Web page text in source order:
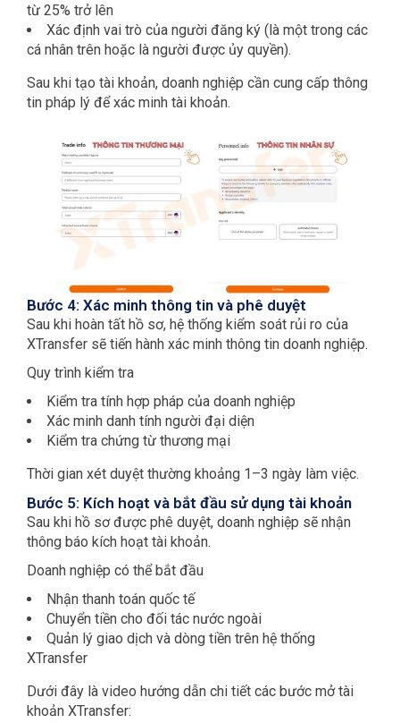
từ 25% trở lên
Xác định vai trò của người đăng ký (là một trong các
cá nhân trên hoặc là người được ủy quyền).
Sau khi tạo tài khoản, doanh nghiệp cần cung cấp thông
tin pháp lý để xác minh tài khoản.
Bước 4: Xác minh thông tin và phê duyệt
Sau khi hoàn tất hồ sơ, hệ thống kiểm soát rủi ro của
XTransfer sẽ tiến hành xác minh thông tin doanh nghiệp.
Quy trình kiểm tra
Kiểm tra tính hợp pháp của doanh nghiệp
Xác minh danh tính người đại diện
Kiểm tra chứng từ thương mại
Thời gian xét duyệt thường khoảng 1–3 ngày làm việc.
Bước 5: Kích hoạt và bắt đầu sử dụng tài khoản
Sau khi hồ sơ được phê duyệt, doanh nghiệp sẽ nhận
thông báo kích hoạt tài khoản.
Doanh nghiệp có thể bắt đầu
Nhận thanh toán quốc tế
Chuyển tiền cho đối tác nước ngoài
Quản lý giao dịch và dòng tiền trên hệ thống
XTransfer
Dưới đây là video hướng dẫn chi tiết các bước mở tài
khoản XTransfer: